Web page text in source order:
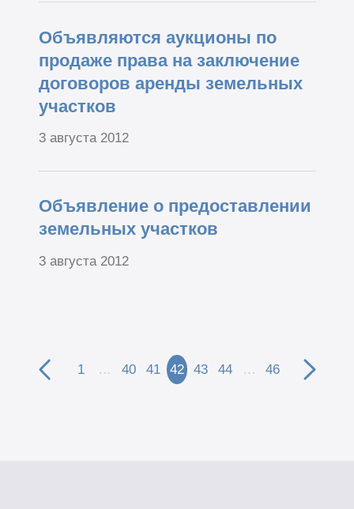
Объявляются аукционы по
продаже права на заключение
договоров аренды земельных
участков
3 августа 2012
Объявление о предоставлении
земельных участков
3 августа 2012
1 … 40 41 42 43 44 … 46